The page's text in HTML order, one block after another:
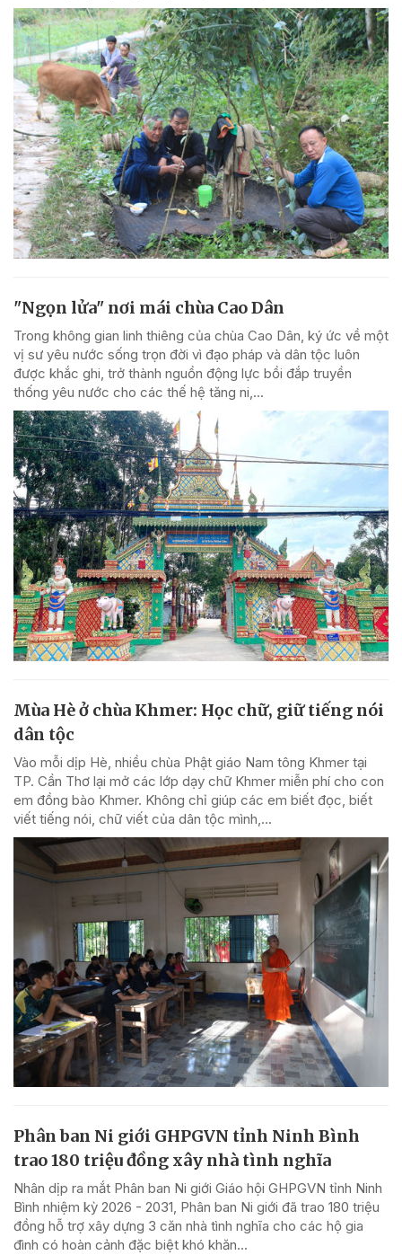
"Ngọn lửa" nơi mái chùa Cao Dân
Trong không gian linh thiêng của chùa Cao Dân, ký ức về một
vị sư yêu nước sống trọn đời vì đạo pháp và dân tộc luôn
được khắc ghi, trở thành nguồn động lực bồi đắp truyền
thống yêu nước cho các thế hệ tăng ni,...
Mùa Hè ở chùa Khmer: Học chữ, giữ tiếng nói
dân tộc
Vào mỗi dịp Hè, nhiều chùa Phật giáo Nam tông Khmer tại
TP. Cần Thơ lại mở các lớp dạy chữ Khmer miễn phí cho con
em đồng bào Khmer. Không chỉ giúp các em biết đọc, biết
viết tiếng nói, chữ viết của dân tộc mình,...
Phân ban Ni giới GHPGVN tỉnh Ninh Bình
trao 180 triệu đồng xây nhà tình nghĩa
Nhân dịp ra mắt Phân ban Ni giới Giáo hội GHPGVN tỉnh Ninh
Bình nhiệm kỳ 2026 - 2031, Phân ban Ni giới đã trao 180 triệu
đồng hỗ trợ xây dựng 3 căn nhà tình nghĩa cho các hộ gia
đình có hoàn cảnh đặc biệt khó khăn...